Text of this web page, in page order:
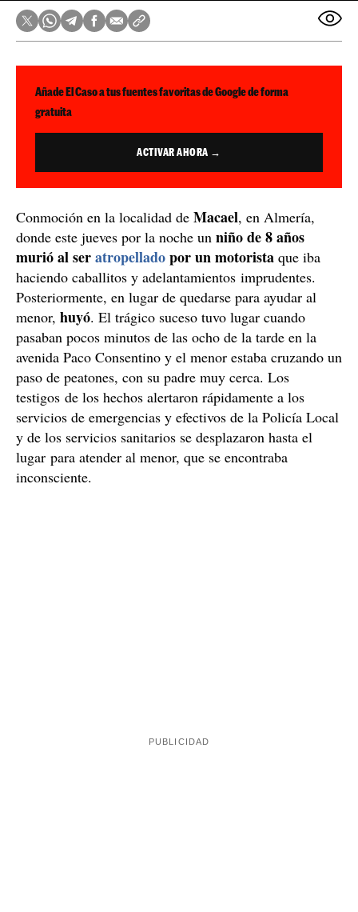
Añade El Caso a tus fuentes favoritas de Google de forma
gratuita
ACTIVAR AHORA →
Conmoción en la localidad de Macael, en Almería,
donde este jueves por la noche un niño de 8 años
murió al seratropelladopor un motorista que iba
haciendo caballitos y adelantamientos imprudentes.
Posteriormente, en lugar de quedarse para ayudar al
menor, huyó. El trágico suceso tuvo lugar cuando
pasaban pocos minutos de las ocho de la tarde en la
avenida Paco Consentino y el menor estaba cruzando un
paso de peatones, con su padre muy cerca. Los
testigos de los hechos alertaron rápidamente a los
servicios de emergencias y efectivos de la Policía Local
y de los servicios sanitarios se desplazaron hasta el
lugar para atender al menor, que se encontraba
inconsciente.